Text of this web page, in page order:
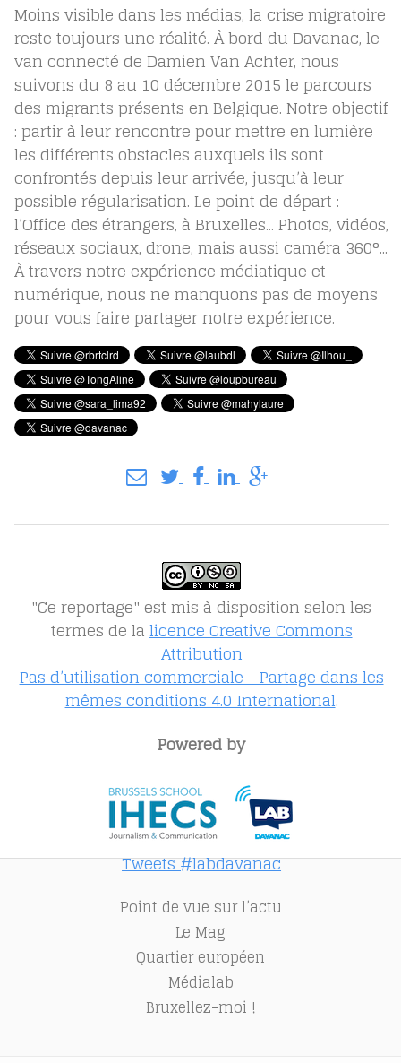
Moins visible dans les médias, la crise migratoire
reste toujours une réalité. À bord du Davanac, le
van connecté de Damien Van Achter, nous
suivons du 8 au 10 décembre 2015 le parcours
des migrants présents en Belgique. Notre objectif
: partir à leur rencontre pour mettre en lumière
les différents obstacles auxquels ils sont
confrontés depuis leur arrivée, jusqu’à leur
possible régularisation. Le point de départ :
l’Office des étrangers, à Bruxelles... Photos, vidéos,
réseaux sociaux, drone, mais aussi caméra 360°...
À travers notre expérience médiatique et
numérique, nous ne manquons pas de moyens
pour vous faire partager notre expérience.
"Ce reportage" est mis à disposition selon les
termes de lalicence Creative Commons
Attribution
Pas d’utilisation commerciale - Partage dans les
mêmes conditions 4.0 International.
Powered by
Tweets #labdavanac
Point de vue sur l’actu
Le Mag
Quartier européen
Médialab
Bruxellez-moi !